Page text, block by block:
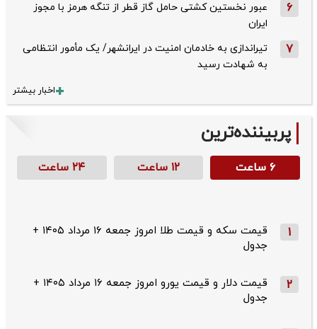
6
عبور نخستین کشتی حامل گاز قطر از تنگه هرمز با مجوز
ایران
7
تیراندازی به خادمان امنیت در ایرانشهر/ یک مأمور انتظامی
به شهادت رسید
اخبار بیشتر
پربیننده‌ترین
۶ ساعت ۱۲ ساعت ۲۴ ساعت
1
قیمت سکه و قیمت طلا امروز جمعه ۱۶ مرداد ۱۴۰۵ +
جدول
2
قیمت دلار و قیمت یورو امروز جمعه ۱۶ مرداد ۱۴۰۵ +
جدول